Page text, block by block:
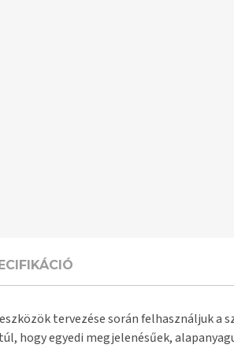
tervezése során felhasználjuk a
hogy egyedi megjelenésűek,